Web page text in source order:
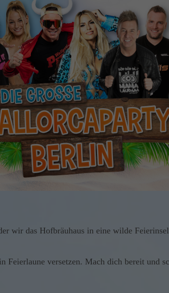
wir das Hofbräuhaus in eine wilde
versetzen. Mach dich bereit und